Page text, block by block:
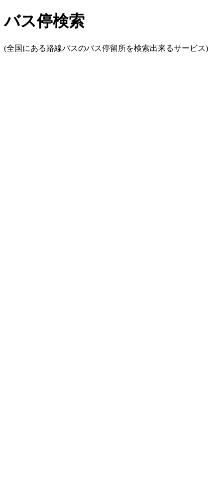
バス停検索
(全国にある路線バスのバス停留所を検索出来るサービス)